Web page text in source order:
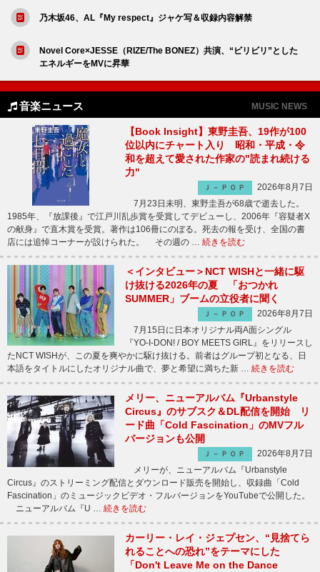
乃木坂46、AL『My respect』ジャケ写＆収録内容解禁
Novel Core×JESSE（RIZE/The BONEZ）共演、“ビリビリ”とした
エネルギーをMVに昇華
音楽ニュース MUSIC NEWS
【Book Insight】東野圭吾、19作が100
位以内にチャート入り 昭和・平成・令
和を超えて愛された作家の"読まれ続ける
力"
Ｊ－ＰＯＰ
2026年8月7日
7月23日未明、東野圭吾が68歳で逝去した。
1985年、『放課後』で江戸川乱歩賞を受賞してデビューし、2006年『容疑者X
の献身』で直木賞を受賞。著作は106冊にのぼる。死去の報を受け、全国の書
店には追悼コーナーが設けられた。 その週の … 続きを読む
＜インタビュー＞NCT WISHと一緒に駆
け抜ける2026年の夏 「おつかれ
SUMMER」ブームの立役者に聞く
Ｊ－ＰＯＰ
2026年8月7日
7月15日に日本オリジナル両A面シングル
『YO-I-DON! / BOY MEETS GIRL』をリリースし
たNCT WISHが、この夏を爽やかに駆け抜ける。前者はグループ初となる、日
本語をタイトルにしたオリジナル曲で、夢と希望に満ちた新 … 続きを読む
メリー、ニューアルバム『Urbanstyle
Circus』のサブスク＆DL配信を開始 リ
ード曲「Cold Fascination」のMVフル
バージョンも公開
Ｊ－ＰＯＰ
2026年8月7日
メリーが、ニューアルバム『Urbanstyle
Circus』のストリーミング配信とダウンロード販売を開始し、収録曲「Cold
Fascination」のミュージックビデオ・フルバージョンをYouTubeで公開した。
ニューアルバム『U … 続きを読む
カーリー・レイ・ジェプセン、“見捨てら
れることへの恐れ”をテーマにした
「Don't Leave Me on the Dance